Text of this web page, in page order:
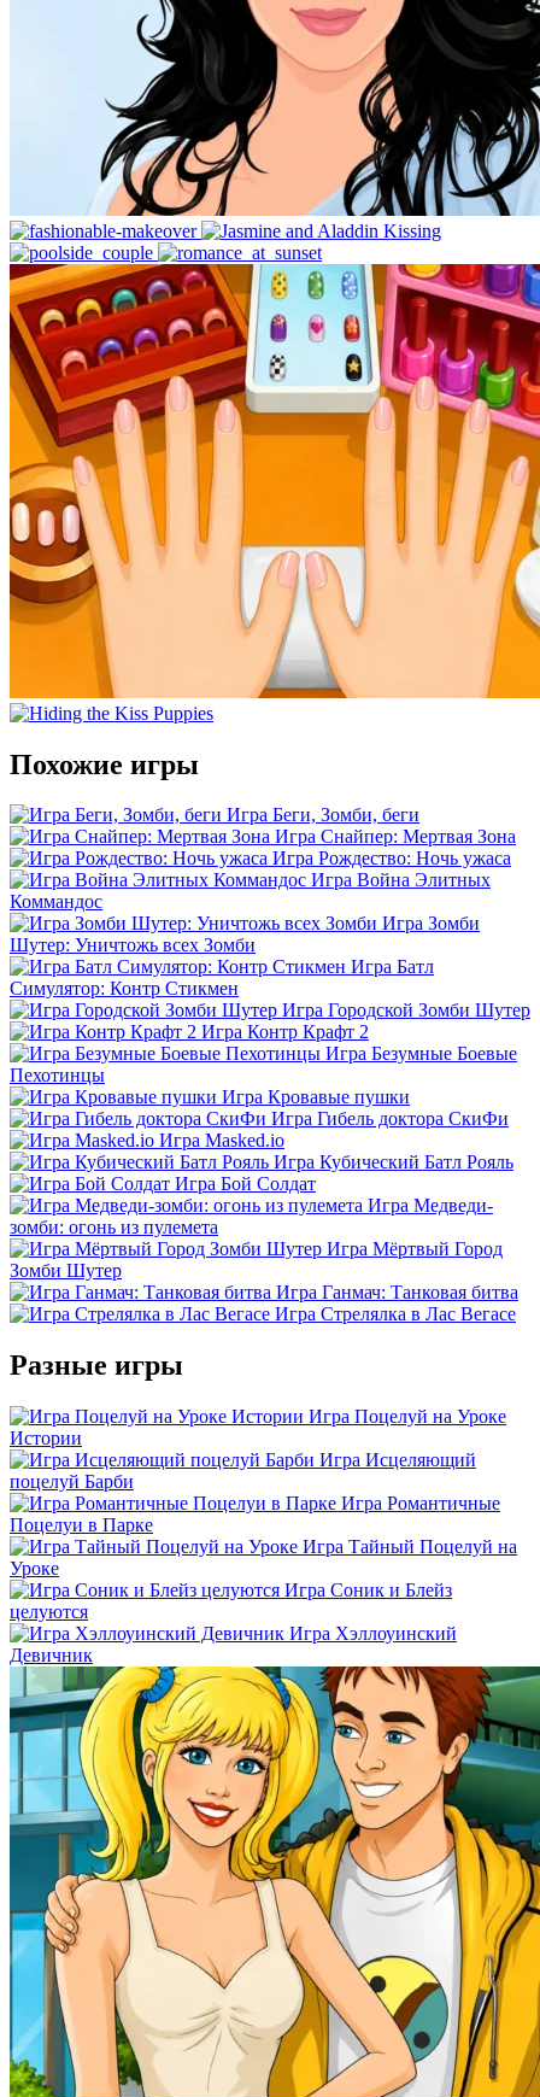
Похожие игры
Игра Беги, Зомби, беги
Игра Снайпер: Мертвая Зона
Игра Рождество: Ночь ужаса
Игра Война Элитных
Коммандос
Игра Зомби
Шутер: Уничтожь всех Зомби
Игра Батл
Симулятор: Контр Стикмен
Игра Городской Зомби Шутер
Игра Контр Крафт 2
Игра Безумные Боевые
Пехотинцы
Игра Кровавые пушки
Игра Гибель доктора СкиФи
Игра Masked.io
Игра Кубический Батл Рояль
Игра Бой Солдат
Игра Медведи-
зомби: огонь из пулемета
Игра Мёртвый Город
Зомби Шутер
Игра Ганмач: Танковая битва
Игра Стрелялка в Лас Вегасе
Разные игры
Игра Поцелуй на Уроке
Истории
Игра Исцеляющий
поцелуй Барби
Игра Романтичные
Поцелуи в Парке
Игра Тайный Поцелуй на
Уроке
Игра Соник и Блейз
целуются
Игра Хэллоуинский
Девичник